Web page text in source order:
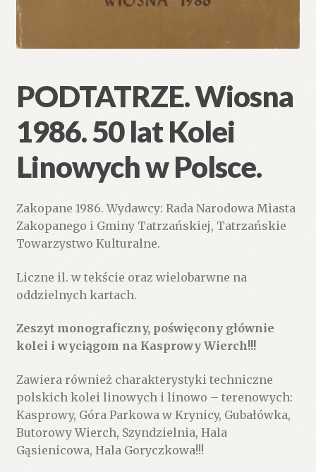
PODTATRZE. Wiosna
1986. 50 lat Kolei
Linowych w Polsce.
Zakopane 1986. Wydawcy: Rada Narodowa Miasta
Zakopanego i Gminy Tatrzańskiej, Tatrzańskie
Towarzystwo Kulturalne.
Liczne il. w tekście oraz wielobarwne na
oddzielnych kartach.
Zeszyt monograficzny, poświęcony głównie
kolei i wyciągom na Kasprowy Wierch!!!
Zawiera również charakterystyki techniczne
polskich kolei linowych i linowo – terenowych:
Kasprowy, Góra Parkowa w Krynicy, Gubałówka,
Butorowy Wierch, Szyndzielnia, Hala
Gąsienicowa, Hala Goryczkowa!!!